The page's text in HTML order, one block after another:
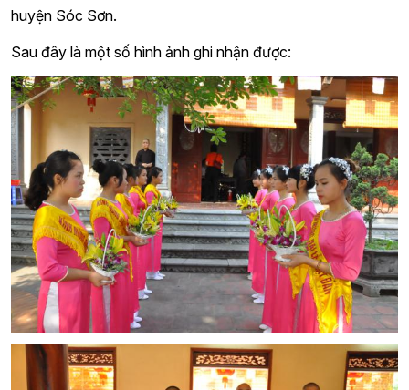
huyện Sóc Sơn.
Sau đây là một số hình ảnh ghi nhận được: